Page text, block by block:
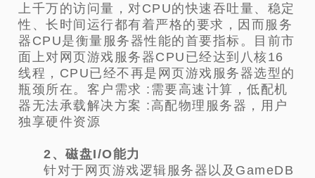
上千万的访问量，对CPU的快速吞吐量、稳定
性、长时间运行都有着严格的要求，因而服务
器CPU是衡量服务器性能的首要指标。目前市
面上对网页游戏服务器CPU已经达到八核16
线程，CPU已经不再是网页游戏服务器选型的
瓶颈所在。客户需求 :需要高速计算，低配机
器无法承载解决方案 :高配物理服务器，用户
独享硬件资源
2、磁盘I/O能力
针对于网页游戏逻辑服务器以及GameDB